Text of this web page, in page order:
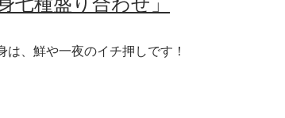
、鮮や一夜のイチ押しです！